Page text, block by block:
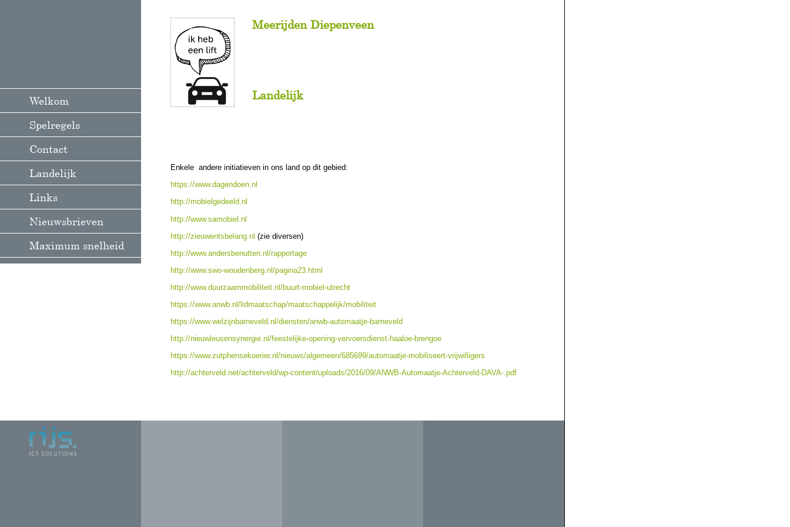
Welkom
Spelregels
Contact
Landelijk
Links
Nieuwsbrieven
Maximum snelheid
Meerijden Diepenveen
Landelijk
Enkele andere initiatieven in ons land op dit gebied:
https://www.dagendoen.nl
http://mobielgedeeld.nl
http://www.samobiel.nl
http://zieuwentsbelang.nl (zie diversen)
http://www.andersbenutten.nl/rapportage
http://www.swo-woudenberg.nl/pagina23.html
http://www.duurzaammobiliteit.nl/buurt-mobiel-utrecht
https://www.anwb.nl/lidmaatschap/maatschappelijk/mobiliteit
https://www.welzijnbarneveld.nl/diensten/anwb-automaatje-barneveld
http://nieuwleusensynergie.nl/feestelijke-opening-vervoersdienst-haaloe-brengoe
https://www.zutphensekoerier.nl/nieuws/algemeen/685699/automaatje-mobiliseert-vrijwilligers
http://achterveld.net/achterveld/wp-content/uploads/2016/09/ANWB-Automaatje-Achterveld-DAVA-.pdf